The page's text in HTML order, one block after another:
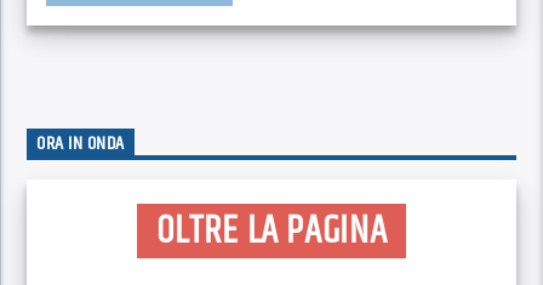
ORA IN ONDA
OLTRE LA PAGINA